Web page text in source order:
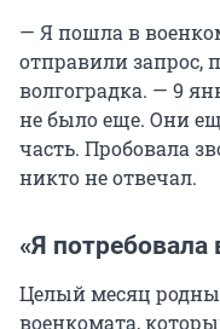
— Я пошла в
отправили запрос,
волгоградка. — 9
не было еще. Они
часть. Пробовала
никто не отвечал.
«Я потребовала
Целый месяц
военкомата,